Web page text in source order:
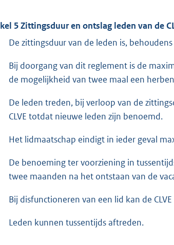
5 Zittingsduur en ontslag leden van de
De zittingsduur van de leden is,
Bij doorgang van dit reglement is de
de mogelijkheid van twee maal een
De leden treden, bij verloop van de
CLVE totdat nieuwe leden zijn benoemd.
Het lidmaatschap eindigt in ieder geval
De benoeming ter voorziening in
twee maanden na het ontstaan van de
Bij disfunctioneren van een lid kan de
Leden kunnen tussentijds aftreden.